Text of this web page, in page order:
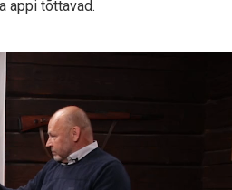
appi tõttavad.